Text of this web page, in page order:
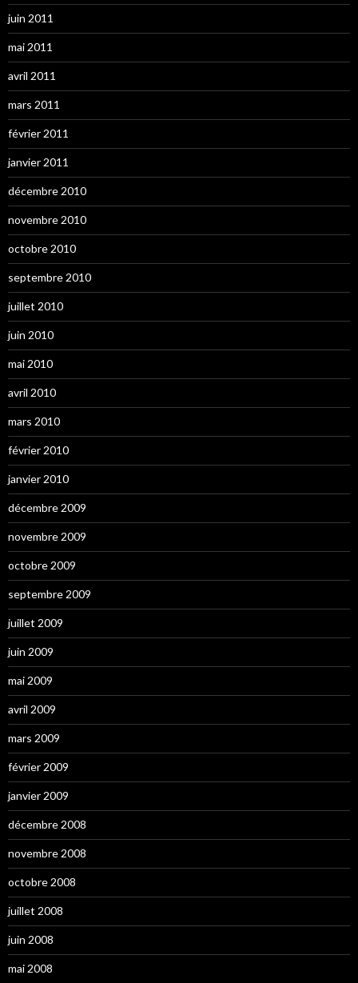
juin 2011
mai 2011
avril 2011
mars 2011
février 2011
janvier 2011
décembre 2010
novembre 2010
octobre 2010
septembre 2010
juillet 2010
juin 2010
mai 2010
avril 2010
mars 2010
février 2010
janvier 2010
décembre 2009
novembre 2009
octobre 2009
septembre 2009
juillet 2009
juin 2009
mai 2009
avril 2009
mars 2009
février 2009
janvier 2009
décembre 2008
novembre 2008
octobre 2008
juillet 2008
juin 2008
mai 2008